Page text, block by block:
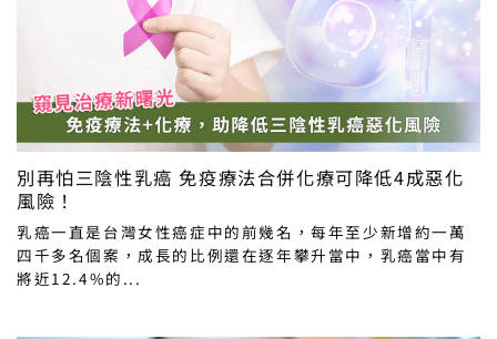
別再怕三陰性乳癌 免疫療法合併化療可降低4成惡化
風險！
乳癌一直是台灣女性癌症中的前幾名，每年至少新增約一萬
四千多名個案，成長的比例還在逐年攀升當中，乳癌當中有
將近12.4%的...